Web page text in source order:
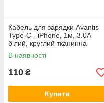
Кабель для зарядки Avantis
Type-C - iPhone, 1м, 3.0А
білий, круглий тканинна
оплетка, QC, 27W
В наявності
110 ₴
Купити